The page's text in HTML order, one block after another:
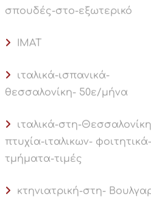
σπουδές-στο-εξωτερικό
ΙΜΑΤ
ιταλικά-ισπανικά-
θεσσαλονίκη- 50ε/μήνα
ιταλικά-στη-
πτυχία-ιταλικων- φοιτητικά-
τμήματα-τιμές
κτηνιατρική-στη-